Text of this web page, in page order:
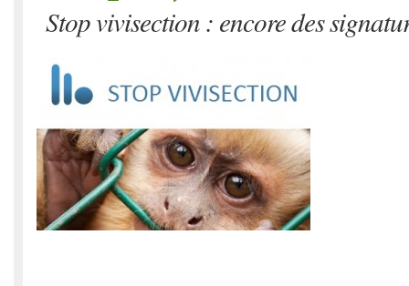
Stop vivisection : encore des